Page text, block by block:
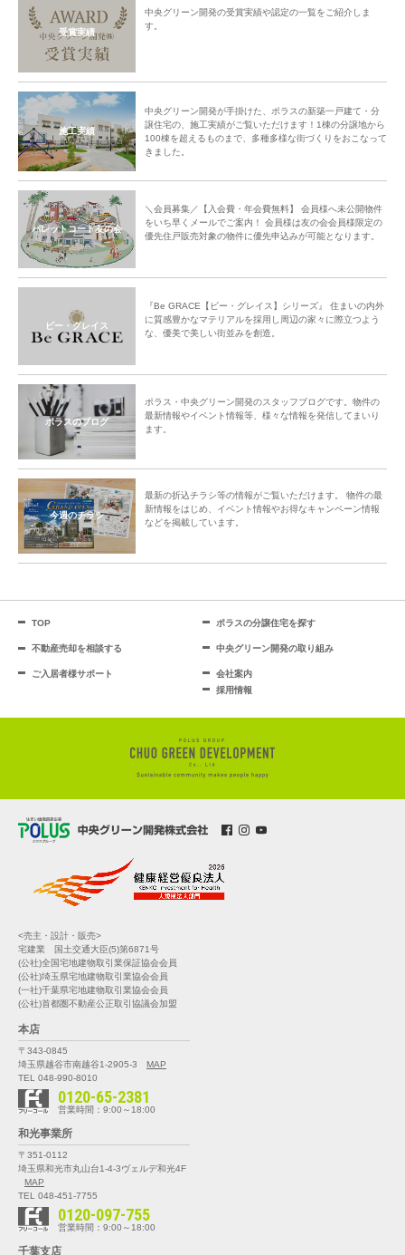
受賞実績
中央グリーン開発の受賞実績や認定の一覧をご紹介しま
す。
施工実績
中央グリーン開発が手掛けた、ポラスの新築一戸建て・分
譲住宅の、施工実績がご覧いただけます！1棟の分譲地から
100棟を超えるものまで、多種多様な街づくりをおこなって
きました。
パレットコート友の会
＼会員募集／【入会費・年会費無料】 会員様へ未公開物件
をいち早くメールでご案内！ 会員様は友の会会員様限定の
優先住戸販売対象の物件に優先申込みが可能となります。
ビー・グレイス
『Be GRACE【ビー・グレイス】シリーズ』 住まいの内外
に質感豊かなマテリアルを採用し周辺の家々に際立つよう
な、優美で美しい街並みを創造。
ポラスのブログ
ポラス・中央グリーン開発のスタッフブログです。物件の
最新情報やイベント情報等、様々な情報を発信してまいり
ます。
今週のチラシ
最新の折込チラシ等の情報がご覧いただけます。 物件の最
新情報をはじめ、イベント情報やお得なキャンペーン情報
などを掲載しています。
TOP ポラスの分譲住宅を探す
不動産売却を相談する 中央グリーン開発の取り組み
ご入居者様サポート
会社案内
採用情報
<売主・設計・販売>
宅建業 国土交通大臣(5)第6871号
(公社)全国宅地建物取引業保証協会会員
(公社)埼玉県宅地建物取引業協会会員
(一社)千葉県宅地建物取引業協会会員
(公社)首都圏不動産公正取引協議会加盟
本店
〒343-0845
埼玉県越谷市南越谷1-2905-3
MAP
TEL 048-990-8010
0120-65-2381
営業時間：9:00～18:00
和光事業所
〒351-0112
埼玉県和光市丸山台1-4-3ヴェルデ和光4F
MAP
TEL 048-451-7755
0120-097-755
営業時間：9:00～18:00
千葉支店